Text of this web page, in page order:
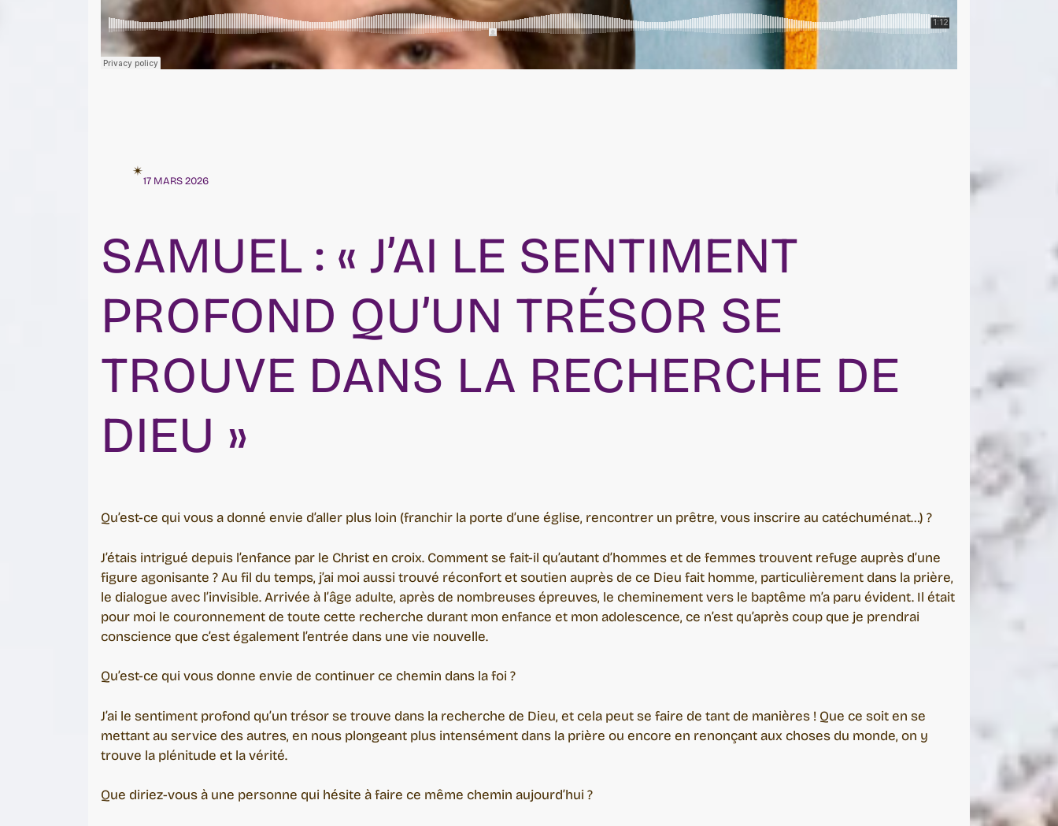
✴︎
17 MARS 2026
SAMUEL : « J’AI LE SENTIMENT
PROFOND QU’UN TRÉSOR SE
TROUVE DANS LA RECHERCHE DE
DIEU »
Qu’est-ce qui vous a donné envie d’aller plus loin (franchir la porte d’une église, rencontrer un prêtre, vous inscrire au catéchuménat…) ?
J’étais intrigué depuis l’enfance par le Christ en croix. Comment se fait-il qu’autant d’hommes et de femmes trouvent refuge auprès d’une
figure agonisante ? Au fil du temps, j’ai moi aussi trouvé réconfort et soutien auprès de ce Dieu fait homme, particulièrement dans la prière,
le dialogue avec l’invisible. Arrivée à l’âge adulte, après de nombreuses épreuves, le cheminement vers le baptême m’a paru évident. Il était
pour moi le couronnement de toute cette recherche durant mon enfance et mon adolescence, ce n’est qu’après coup que je prendrai
conscience que c’est également l’entrée dans une vie nouvelle.
Qu’est-ce qui vous donne envie de continuer ce chemin dans la foi ?
J’ai le sentiment profond qu’un trésor se trouve dans la recherche de Dieu, et cela peut se faire de tant de manières ! Que ce soit en se
mettant au service des autres, en nous plongeant plus intensément dans la prière ou encore en renonçant aux choses du monde, on y
trouve la plénitude et la vérité.
Que diriez-vous à une personne qui hésite à faire ce même chemin aujourd’hui ?